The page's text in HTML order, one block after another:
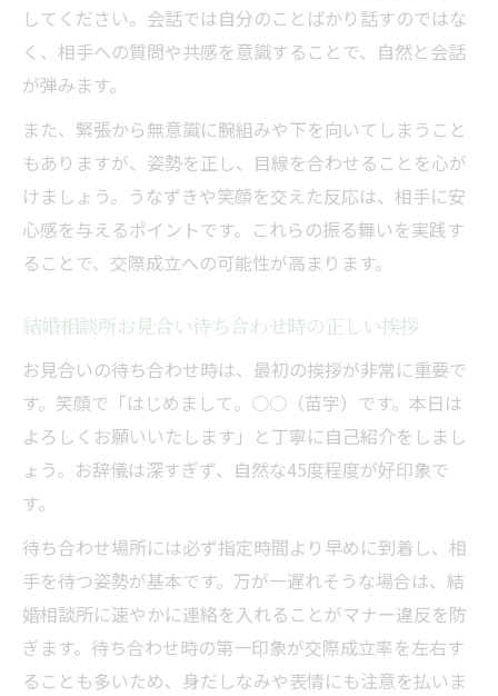
してください。会話では自分のことばかり話すのではな
く、相手への質問や共感を意識することで、自然と会話
が弾みます。
また、緊張から無意識に腕組みや下を向いてしまうこと
もありますが、姿勢を正し、目線を合わせることを心が
けましょう。うなずきや笑顔を交えた反応は、相手に安
心感を与えるポイントです。これらの振る舞いを実践す
ることで、交際成立への可能性が高まります。
結婚相談所お見合い待ち合わせ時の正しい挨拶
お見合いの待ち合わせ時は、最初の挨拶が非常に重要で
す。笑顔で「はじめまして。○○（苗字）です。本日は
よろしくお願いいたします」と丁寧に自己紹介をしまし
ょう。お辞儀は深すぎず、自然な45度程度が好印象で
す。
待ち合わせ場所には必ず指定時間より早めに到着し、相
手を待つ姿勢が基本です。万が一遅れそうな場合は、結
婚相談所に速やかに連絡を入れることがマナー違反を防
ぎます。待ち合わせ時の第一印象が交際成立率を左右す
ることも多いため、身だしなみや表情にも注意を払いま